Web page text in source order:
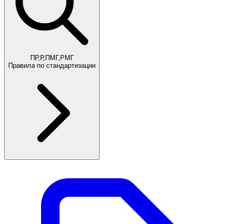
ПР,Р,ПМГ,РМГ
Правила по стандартизации